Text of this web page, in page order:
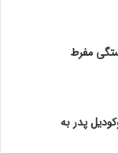
مفرط
پدر به